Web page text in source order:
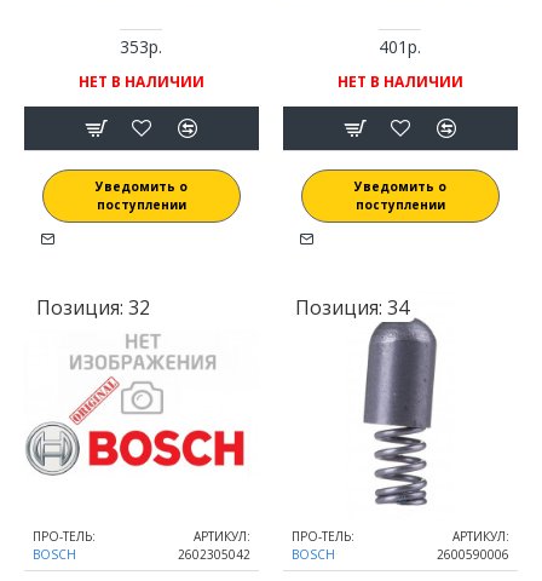
353р.
НЕТ В НАЛИЧИИ
Уведомить о
поступлении
401р.
НЕТ В НАЛИЧИИ
Уведомить о
поступлении
Позиция: 32
ПРО-ТЕЛЬ:
BOSCH
АРТИКУЛ:
2602305042
Позиция: 34
ПРО-ТЕЛЬ:
BOSCH
АРТИКУЛ:
2600590006